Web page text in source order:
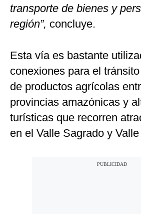
transporte de bienes y
región”, concluye.
Esta vía es bastante
conexiones para el
de productos agrícolas
provincias amazónicas y
turísticas que recorren
en el Valle Sagrado y